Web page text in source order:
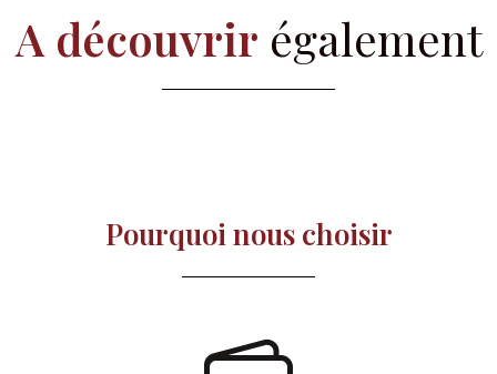
A découvrir également
Pourquoi nous choisir​